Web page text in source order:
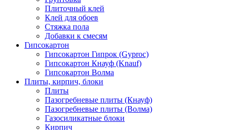
Плиточный клей
Клей для обоев
Стяжка пола
Добавки к смесям
Гипсокартон
Гипсокартон Гипрок (Gyproc)
Гипсокартон Кнауф (Knauf)
Гипсокартон Волма
Плиты, кирпич, блоки
Плиты
Пазогребневые плиты (Кнауф)
Пазогребневые плиты (Волма)
Газосиликатные блоки
Кирпич